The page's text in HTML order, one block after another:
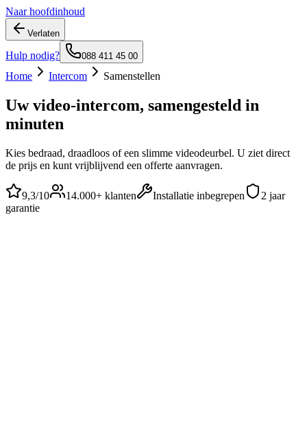
Naar hoofdinhoud
Verlaten
Hulp nodig? 088 411 45 00
Home Intercom Samenstellen
Uw video-intercom, samengesteld in
minuten
Kies bedraad, draadloos of een slimme videodeurbel. U ziet direct
de prijs en kunt vrijblijvend een offerte aanvragen.
9,3/10 14.000+ klanten Installatie inbegrepen
2 jaar
garantie